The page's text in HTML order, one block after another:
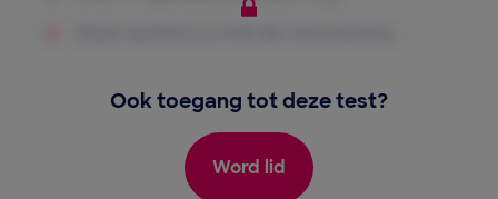
Ook toegang tot deze test?
Word lid